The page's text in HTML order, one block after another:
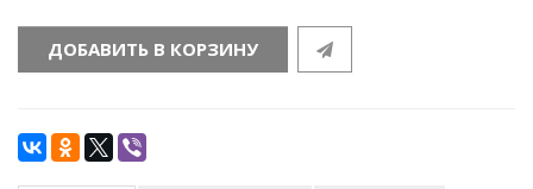
ДОБАВИТЬ В КОРЗИНУ